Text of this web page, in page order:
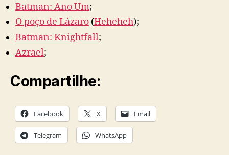
Batman: Ano Um;
O poço de Lázaro (Heheheh);
Batman: Knightfall;
Azrael;
Compartilhe:
Facebook X Email
Telegram WhatsApp